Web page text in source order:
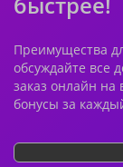
Преимущества
обсуждайте все
заказ онлайн на
бонусы за